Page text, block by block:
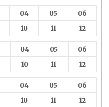
04 05
06
10 11 12
04 05
06
10 11 12
04 05
06
10 11 12